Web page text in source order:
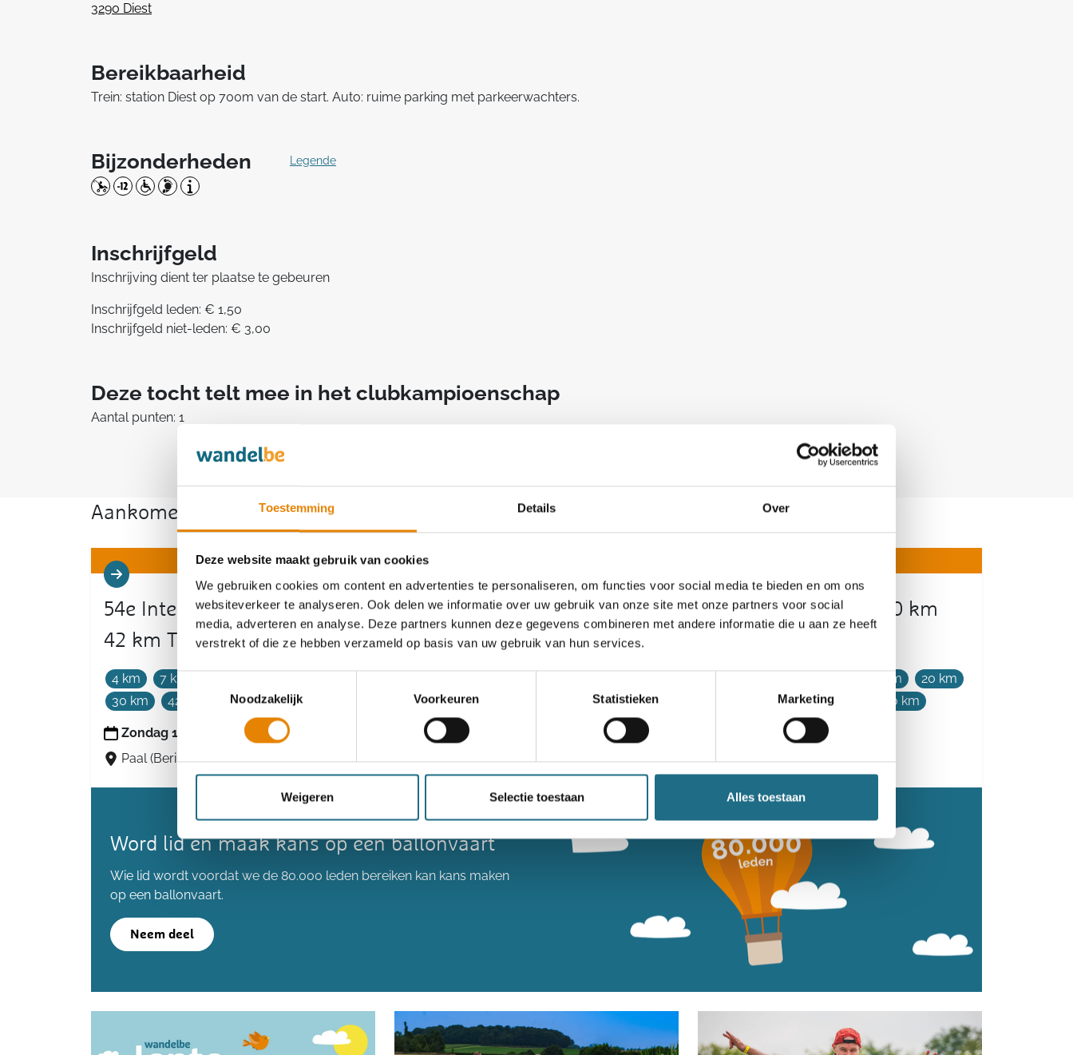
Toestemming Details Over
Deze website maakt gebruik van cookies
We gebruiken cookies om content en advertenties te personaliseren, om functies voor social media te bieden en om ons
websiteverkeer te analyseren. Ook delen we informatie over uw gebruik van onze site met onze partners voor social
media, adverteren en analyse. Deze partners kunnen deze gegevens combineren met andere informatie die u aan ze heeft
verstrekt of die ze hebben verzameld op basis van uw gebruik van hun services.
Noodzakelijk
Voorkeuren Statistieken Marketing
Weigeren Selectie toestaan Alles toestaan
3290 Diest
Bereikbaarheid
Trein: station Diest op 700m van de start. Auto: ruime parking met parkeerwachters.
Bijzonderheden Legende
Inschrijfgeld
Inschrijving dient ter plaatse te gebeuren
Inschrijfgeld leden: € 1,50
Inschrijfgeld niet-leden: € 3,00
Deze tocht telt mee in het clubkampioenschap
Aantal punten: 1
Aankomende wandeltochten van deze club
54e Internationale Tocht -
42 km Twee Provinciëntrail
4 km 7 km
30 km
42 km
Zondag 18 oktober 2026
Paal (Beringen), Limburg
Martine Van Camptocht
4 km 7 km 12 km 16 km 20 km
Diest, Vlaams-Brabant
Hoogzomertocht - 50 km
16 km
20 km
30 km 42 km 50 km
Zaterdag 24 juli 2027
Tessenderlo, Limburg
Word lid en maak kans op een ballonvaart
Wie lid wordt voordat we de 80.000 leden bereiken kan kans maken
op een ballonvaart.
Neem deel